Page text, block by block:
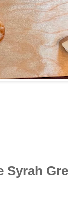
Syrah